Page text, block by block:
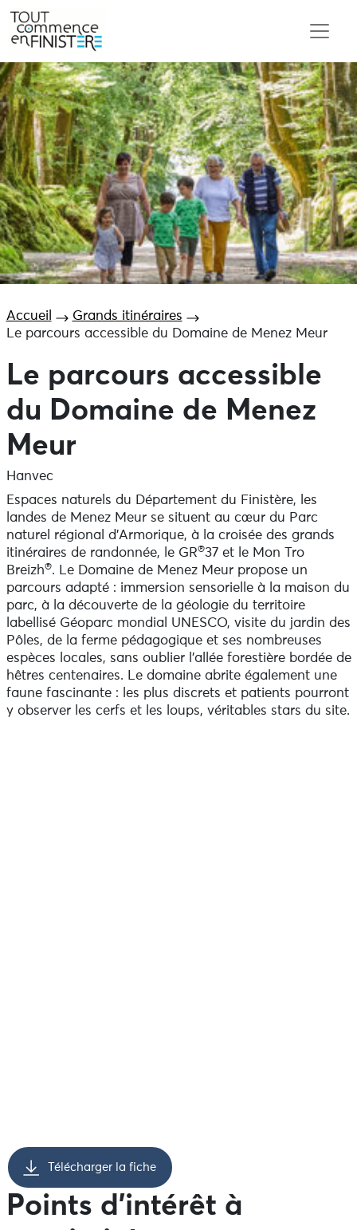
Accueil
Grands itinéraires
Le parcours accessible du Domaine de Menez Meur
Le parcours accessible
du Domaine de Menez
Meur
Hanvec
Espaces naturels du Département du Finistère, les
landes de Menez Meur se situent au cœur du Parc
naturel régional d’Armorique, à la croisée des grands
itinéraires de randonnée, le GR®37 et le Mon Tro
Breizh®. Le Domaine de Menez Meur propose un
parcours adapté : immersion sensorielle à la maison du
parc, à la découverte de la géologie du territoire
labellisé Géoparc mondial UNESCO, visite du jardin des
Pôles, de la ferme pédagogique et ses nombreuses
espèces locales, sans oublier l’allée forestière bordée de
hêtres centenaires. Le domaine abrite également une
faune fascinante : les plus discrets et patients pourront
y observer les cerfs et les loups, véritables stars du site.
Télécharger la fiche
Points d’intérêt à